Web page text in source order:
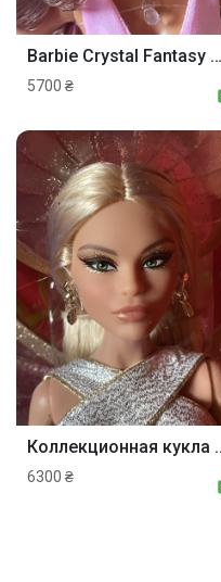
Spiele
Entwickler
Barbie Crystal Fantasy Rose Quartz Lina 2022 Барби Лина Розовый кварц
5700 ₴
Коллекционная кукла
6300 ₴